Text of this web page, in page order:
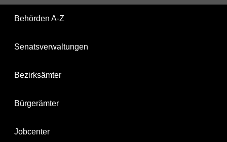
Behörden A-Z
Senatsverwaltungen
Bezirksämter
Bürgerämter
Jobcenter